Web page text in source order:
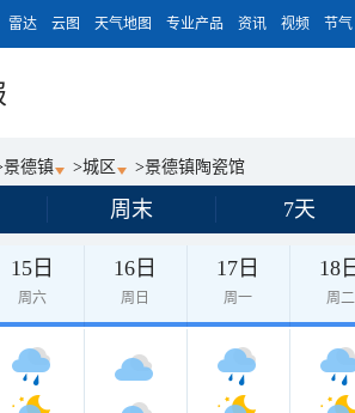
雷达 云图 天气地图 专业产品 资讯 视频 节气
景德镇 >城区 >景德镇陶瓷馆
周末 7天
15日
周六
16日
周日
17日
周一
18
周二